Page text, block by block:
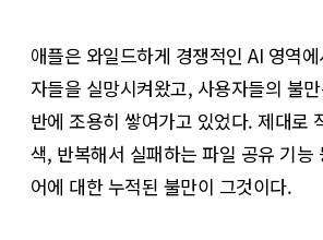
애플은 와일드하게 경쟁적인 AI 영역
자들을 실망시켜왔고, 사용자들의 불
반에 조용히 쌓여가고 있었다. 제대로
색, 반복해서 실패하는 파일 공유 기능
어에 대한 누적된 불만이 그것이다.